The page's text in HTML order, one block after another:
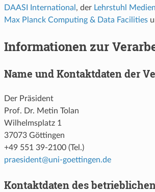
DAASI International , der Lehrstuhl
Max Planck Computing & Data Facilities
Informationen zur
Name und Kontaktdaten der
Der Präsident
Prof. Dr. Metin Tolan
Wilhelmsplatz 1
37073 Göttingen
+49 551 39-2100 (Tel.)
praesident@uni-goettingen.de
Kontaktdaten des